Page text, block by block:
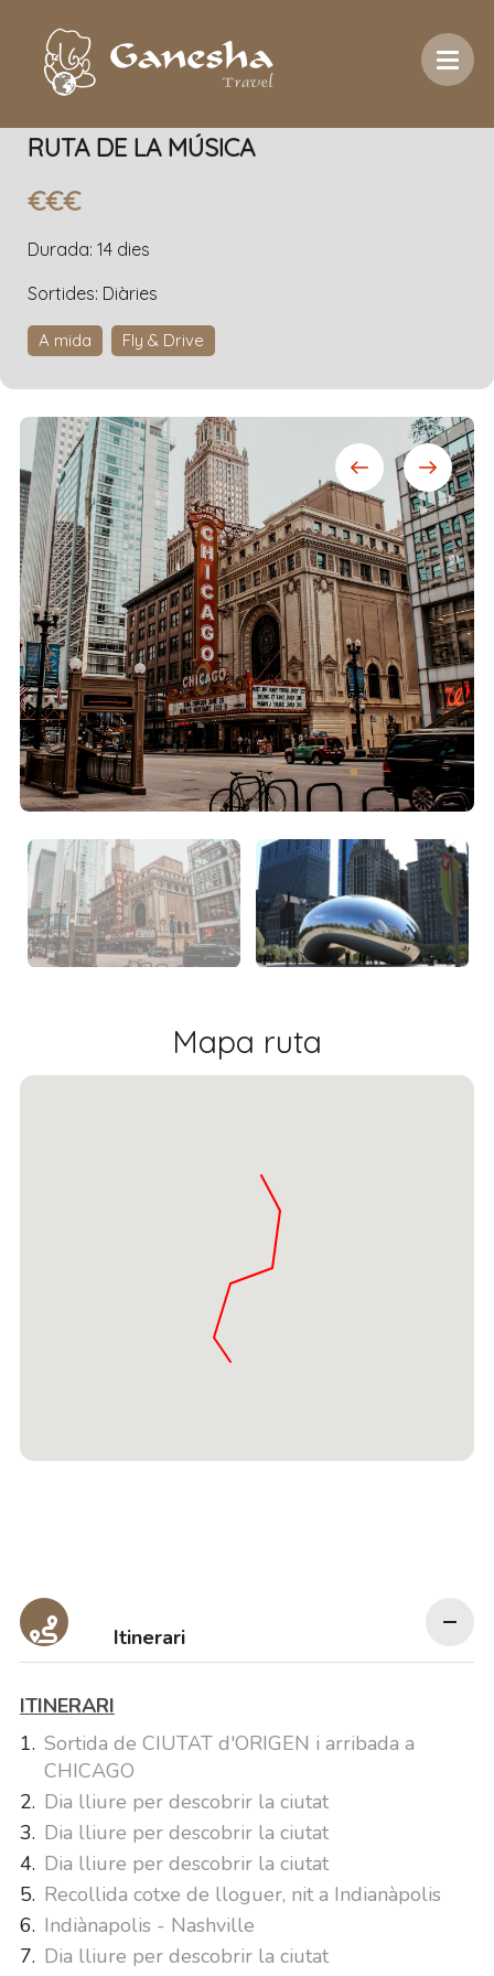
Inici Temàtica / Fly & Drive Ruta de la Música
RUTA DE LA MÚSICA
€€€
Durada: 14 dies
Sortides: Diàries
A mida Fly & Drive
Mapa ruta
Itinerari
ITINERARI
Sortida de CIUTAT d'ORIGEN i arribada a
CHICAGO
Dia lliure per descobrir la ciutat
Dia lliure per descobrir la ciutat
Dia lliure per descobrir la ciutat
Recollida cotxe de lloguer, nit a Indianàpolis
Indiànapolis - Nashville
Dia lliure per descobrir la ciutat